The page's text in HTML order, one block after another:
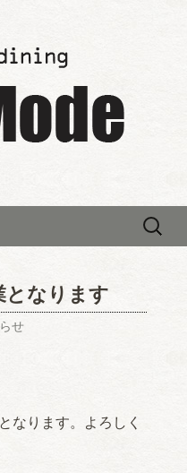
ィング「カ
～」か
検
となります
せ
なります。よろしく